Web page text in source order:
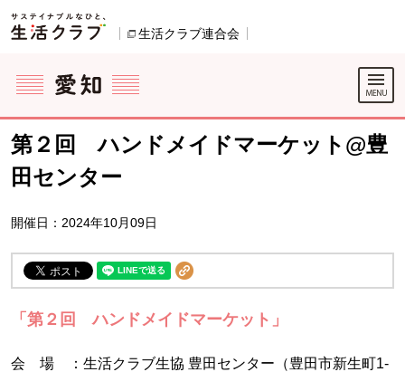
ページの先頭です。
生活クラブ連合会
ここからサイト内共通メニューです。
サイト内共通メニューをスキップする
サイト内共通メニューここまで。
第２回 ハンドメイドマーケット@豊
田センター
開催日：2024年10月09日
「第２回 ハンドメイドマーケット」
会 場 ：生活クラブ生協 豊田センター（豊田市新生町1-